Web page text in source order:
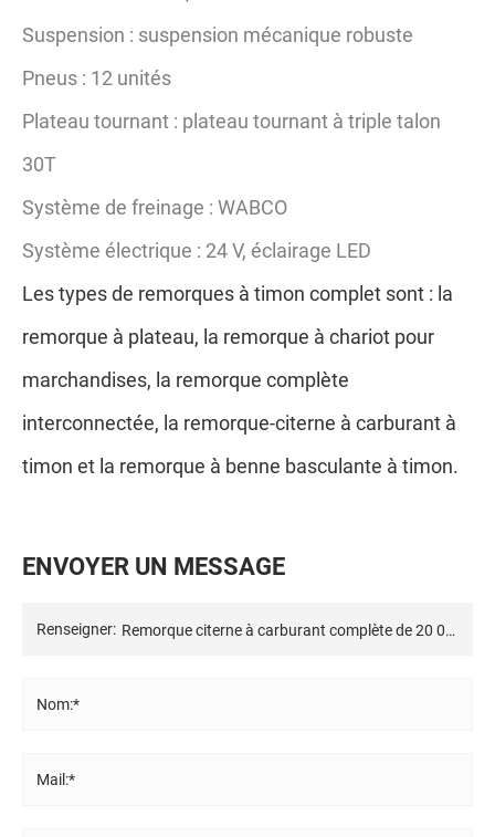
Suspension : suspension mécanique robuste
Pneus : 12 unités
Plateau tournant : plateau tournant à triple talon
30T
Système de freinage : WABCO
Système électrique : 24 V, éclairage LED
Les types de remorques à timon complet sont : la
remorque à plateau, la remorque à chariot pour
marchandises, la remorque complète
interconnectée, la remorque-citerne à carburant à
timon et la remorque à benne basculante à timon.
ENVOYER UN MESSAGE
Renseigner:
Nom:*
Mail:*